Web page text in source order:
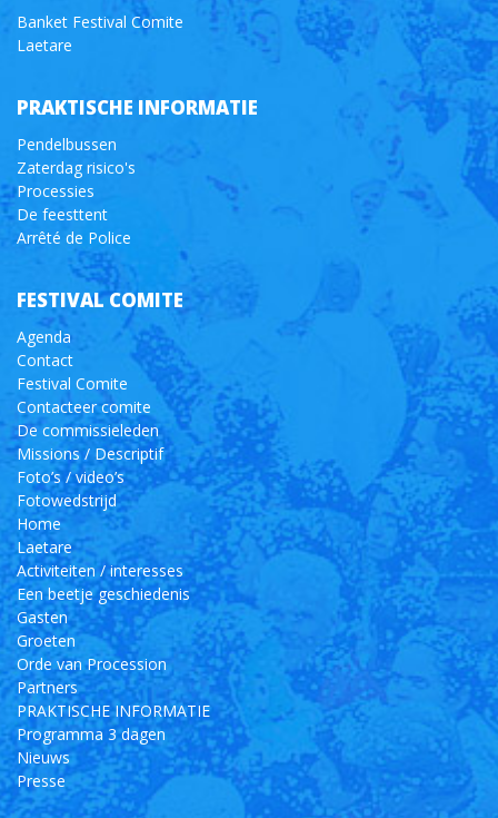
Banket Festival Comite
Laetare
PRAKTISCHE INFORMATIE
Pendelbussen
Zaterdag risico's
Processies
De feesttent
Arrêté de Police
FESTIVAL COMITE
Agenda
Contact
Festival Comite
Contacteer comite
De commissieleden
Missions / Descriptif
Foto’s / video’s
Fotowedstrijd
Home
Laetare
Activiteiten / interesses
Een beetje geschiedenis
Gasten
Groeten
Orde van Procession
Partners
PRAKTISCHE INFORMATIE
Programma 3 dagen
Nieuws
Presse